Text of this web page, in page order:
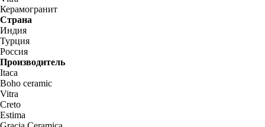
Керамогранит
Страна
Индия
Турция
Россия
Производитель
Itaca
Boho ceramic
Vitra
Creto
Estima